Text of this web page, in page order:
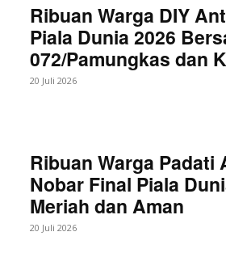
Ribuan Warga DIY
Piala Dunia 2026
072/Pamungkas dan
20 Juli 2026
Ribuan Warga Padati
Nobar Final Piala
Meriah dan Aman
20 Juli 2026